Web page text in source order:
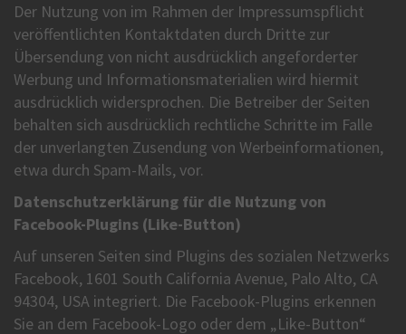
Der Nutzung von im Rahmen der Impressumspflicht
veröffentlichten Kontaktdaten durch Dritte zur
Übersendung von nicht ausdrücklich angeforderter
Werbung und Informationsmaterialien wird hiermit
ausdrücklich widersprochen. Die Betreiber der Seiten
behalten sich ausdrücklich rechtliche Schritte im Falle
der unverlangten Zusendung von Werbeinformationen,
etwa durch Spam-Mails, vor.
Datenschutzerklärung für die Nutzung von
Facebook-Plugins (Like-Button)
Auf unseren Seiten sind Plugins des sozialen Netzwerks
Facebook, 1601 South California Avenue, Palo Alto, CA
94304, USA integriert. Die Facebook-Plugins erkennen
Sie an dem Facebook-Logo oder dem „Like-Button“